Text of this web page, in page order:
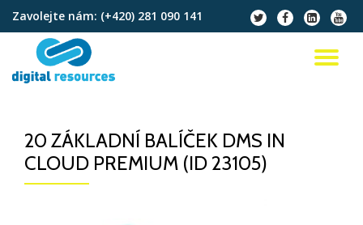
Přeskočit
obsah
Zavolejte nám: (+420) 281 090 141
fa-
twitter
fa-
facebook
fa-
linkedin-
square
fa-
20 ZÁKLADNÍ BALÍČEK DMS IN
CLOUD PREMIUM (ID 23105)